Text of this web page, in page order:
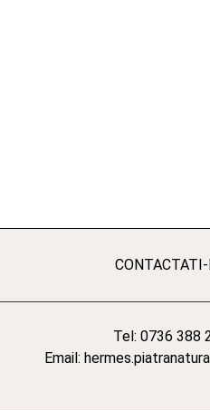
Tel: 0736 388
Email: